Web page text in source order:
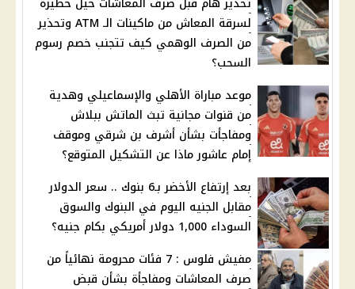
لسرقة المعاش من ماكينات الـ ATM وتحذير
من الصرف الوهمي كيف تتجنب خصم رسوم
السحب؟
موعد مباراة الأهلي والإسماعيلي وهدية
من قنوات مجانية تبث الماتش ببلاش
ومفاجأت بشأن أشرف بن شرقي وموقف
إمام عاشور ماذا عن التشكيل المتوقع؟
بعد إرتفاع الأخضر بـ6 بنوك .. سعر الدولار
مقابل الجنيه اليوم في البنوك والسوق
السوداء 1,000 دولار أمريكي بكام جنيه؟
مفيش فلوس : 7 فئات محرومة نهائياً من
صرف المعاشات ومفاجأة بشأن قبض